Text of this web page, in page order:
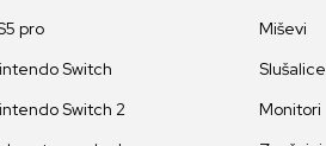
pro
Switch
Switch 2
Miševi
Slušalice
Monitori